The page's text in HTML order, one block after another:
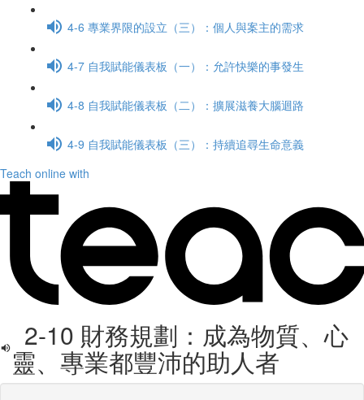
4-6 專業界限的設立（三）：個人與案主的需求
4-7 自我賦能儀表板（一）：允許快樂的事發生
4-8 自我賦能儀表板（二）：擴展滋養大腦迴路
4-9 自我賦能儀表板（三）：持續追尋生命意義
Teach online with
2-10 財務規劃：成為物質、心
靈、專業都豐沛的助人者